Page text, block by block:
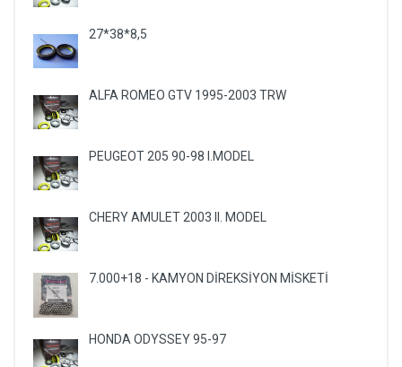
27*38*8,5
ALFA ROMEO GTV 1995-2003 TRW
PEUGEOT 205 90-98 I.MODEL
CHERY AMULET 2003 II. MODEL
7.000+18 - KAMYON DİREKSİYON MİSKETİ
HONDA ODYSSEY 95-97